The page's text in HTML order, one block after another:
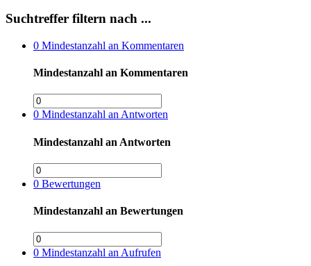
Suchtreffer filtern nach ...
0 Mindestanzahl an Kommentaren
Mindestanzahl an Kommentaren
0 Mindestanzahl an Antworten
Mindestanzahl an Antworten
0 Bewertungen
Mindestanzahl an Bewertungen
0 Mindestanzahl an Aufrufen